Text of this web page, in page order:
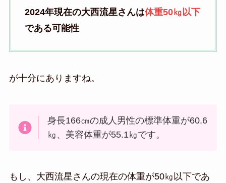
2024年現在の大西流星さんは体重50㎏以下
である可能性
が十分にありますね。
身長166㎝の成人男性の標準体重が60.6
㎏、美容体重が55.1㎏です。
もし、大西流星さんの現在の体重が50㎏以下であ